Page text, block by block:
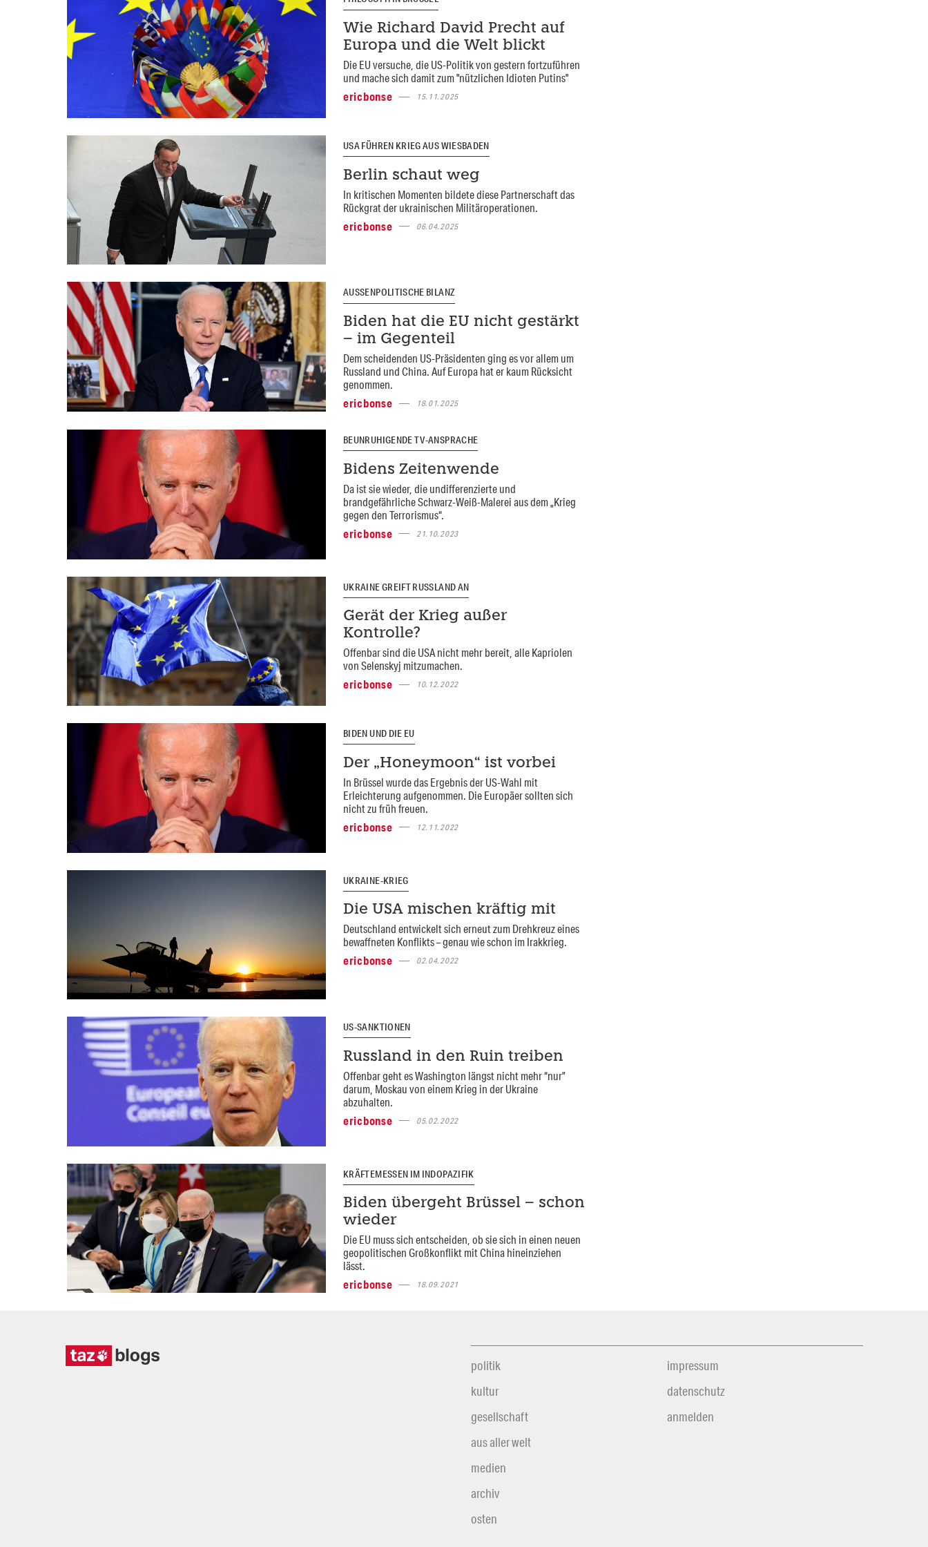
Wie Richard David Precht auf
Europa und die Welt blickt
Die EU versuche, die US-Politik von gestern fortzuführen
und mache sich damit zum "nützlichen Idioten Putins"
ericbonse
15.11.2025
USA FÜHREN KRIEG AUS WIESBADEN
Berlin schaut weg
In kritischen Momenten bildete diese Partnerschaft das
Rückgrat der ukrainischen Militäroperationen.
ericbonse
06.04.2025
AUSSENPOLITISCHE BILANZ
Biden hat die EU nicht gestärkt
– im Gegenteil
Dem scheidenden US-Präsidenten ging es vor allem um
Russland und China. Auf Europa hat er kaum Rücksicht
genommen.
ericbonse
18.01.2025
BEUNRUHIGENDE TV-ANSPRACHE
Bidens Zeitenwende
Da ist sie wieder, die undifferenzierte und
brandgefährliche Schwarz-Weiß-Malerei aus dem „Krieg
gegen den Terrorismus“.
ericbonse
21.10.2023
UKRAINE GREIFT RUSSLAND AN
Gerät der Krieg außer
Kontrolle?
Offenbar sind die USA nicht mehr bereit, alle Kapriolen
von Selenskyj mitzumachen.
ericbonse
10.12.2022
BIDEN UND DIE EU
Der „Honeymoon“ ist vorbei
In Brüssel wurde das Ergebnis der US-Wahl mit
Erleichterung aufgenommen. Die Europäer sollten sich
nicht zu früh freuen.
ericbonse
12.11.2022
UKRAINE-KRIEG
Die USA mischen kräftig mit
Deutschland entwickelt sich erneut zum Drehkreuz eines
bewaffneten Konflikts – genau wie schon im Irakkrieg.
ericbonse
02.04.2022
US-SANKTIONEN
Russland in den Ruin treiben
Offenbar geht es Washington längst nicht mehr “nur”
darum, Moskau von einem Krieg in der Ukraine
abzuhalten.
ericbonse
05.02.2022
KRÄFTEMESSEN IM INDOPAZIFIK
Biden übergeht Brüssel – schon
wieder
Die EU muss sich entscheiden, ob sie sich in einen neuen
geopolitischen Großkonflikt mit China hineinziehen
lässt.
ericbonse
18.09.2021
politik
kultur
gesellschaft
aus aller welt
medien
archiv
osten
impressum
datenschutz
anmelden